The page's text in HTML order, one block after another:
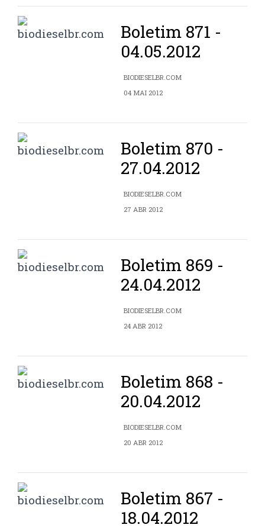
Boletim 871 -
04.05.2012
BIODIESELBR.COM
04 MAI 2012
Boletim 870 -
27.04.2012
BIODIESELBR.COM
27 ABR 2012
Boletim 869 -
24.04.2012
BIODIESELBR.COM
24 ABR 2012
Boletim 868 -
20.04.2012
BIODIESELBR.COM
20 ABR 2012
Boletim 867 -
18.04.2012